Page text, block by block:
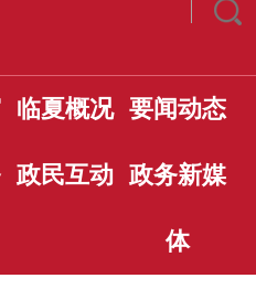
临夏概况 要闻动态
政民互动 政务新媒
体